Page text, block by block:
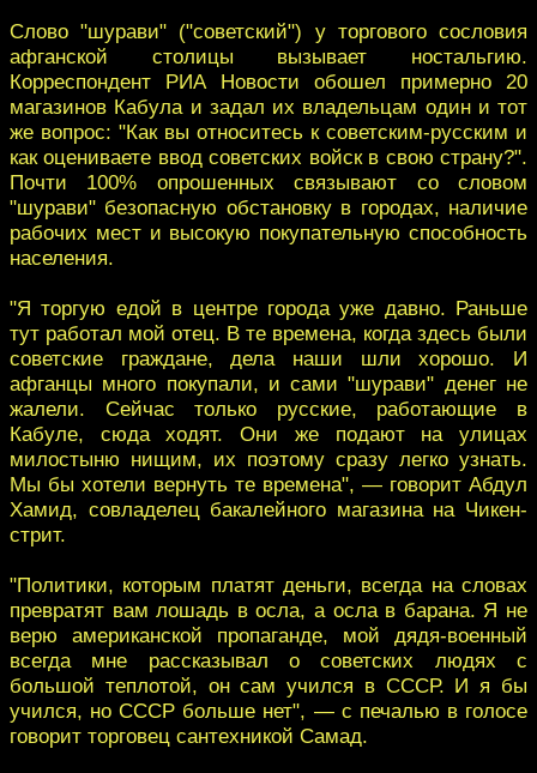
Слово "шурави" ("советский") у торгового сословия
афганской столицы вызывает ностальгию.
Корреспондент РИА Новости обошел примерно 20
магазинов Кабула и задал их владельцам один и тот
же вопрос: "Как вы относитесь к советским-русским и
как оцениваете ввод советских войск в свою страну?".
Почти 100% опрошенных связывают со словом
"шурави" безопасную обстановку в городах, наличие
рабочих мест и высокую покупательную способность
населения.
"Я торгую едой в центре города уже давно. Раньше
тут работал мой отец. В те времена, когда здесь были
советские граждане, дела наши шли хорошо. И
афганцы много покупали, и сами "шурави" денег не
жалели. Сейчас только русские, работающие в
Кабуле, сюда ходят. Они же подают на улицах
милостыню нищим, их поэтому сразу легко узнать.
Мы бы хотели вернуть те времена", — говорит Абдул
Хамид, совладелец бакалейного магазина на Чикен-
стрит.
"Политики, которым платят деньги, всегда на словах
превратят вам лошадь в осла, а осла в барана. Я не
верю американской пропаганде, мой дядя-военный
всегда мне рассказывал о советских людях с
большой теплотой, он сам учился в СССР. И я бы
учился, но СССР больше нет", — с печалью в голосе
говорит торговец сантехникой Самад.